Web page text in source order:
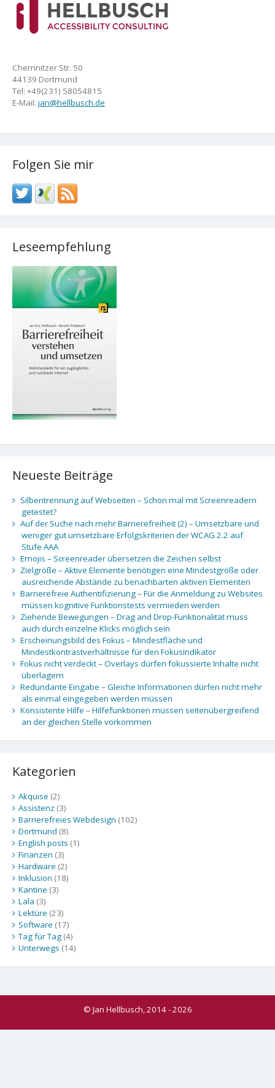
Chemnitzer Str. 50
44139 Dortmund
Tel: +49(231) 58054815
E-Mail: jan@hellbusch.de
Folgen Sie mir
Leseempfehlung
Neueste Beiträge
Silbentrennung auf Webseiten – Schon mal mit Screenreadern
getestet?
Auf der Suche nach mehr Barrierefreiheit (2) – Umsetzbare und
weniger gut umsetzbare Erfolgskriterien der WCAG 2.2 auf
Stufe AAA
Emojis – Screenreader übersetzen die Zeichen selbst
Zielgröße – Aktive Elemente benötigen eine Mindestgröße oder
ausreichende Abstände zu benachbarten aktiven Elementen
Barrierefreie Authentifizierung – Für die Anmeldung zu Websites
müssen kognitive Funktionstests vermieden werden
Ziehende Bewegungen – Drag and Drop-Funktionalität muss
auch durch einzelne Klicks möglich sein
Erscheinungsbild des Fokus – Mindestfläche und
Mindestkontrastverhältnisse für den Fokusindikator
Fokus nicht verdeckt – Overlays dürfen fokussierte Inhalte nicht
überlagern
Redundante Eingabe – Gleiche Informationen dürfen nicht mehr
als einmal eingegeben werden müssen
Konsistente Hilfe – Hilfefunktionen müssen seitenübergreifend
an der gleichen Stelle vorkommen
Kategorien
Akquise (2)
Assistenz (3)
Barrierefreies Webdesign (102)
Dortmund (8)
English posts (1)
Finanzen (3)
Hardware (2)
Inklusion (18)
Kantine (3)
Lala (3)
Lektüre (23)
Software (17)
Tag für Tag(4)
Unterwegs (14)
© Jan Hellbusch, 2014 - 2026